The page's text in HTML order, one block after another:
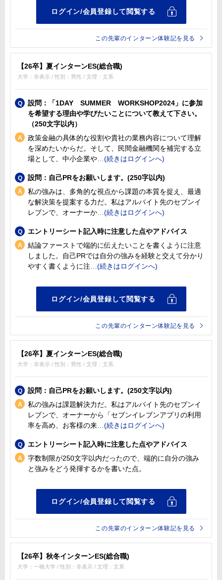
この先輩のインターン体験記を見る
【26卒】夏インターンES(総合職)
大学：非表示 / 性別：男性 / 文理：文系
設問：「1DAY SUMMER WORKSHOP2024」に参加
を希望する理由や学びたいことについて教えて下さい。
（250文字以内）
政策金融の具体的な役割や貴社の業務内容について理解
を深めたいからだ。そして、民間金融機関を補完する立
場として、中小企業や
設問：自己PRをお願いします。(250字以内)
私の強みは、多角的な視点から課題の本質を捉え、最適
な解決策を提案する力だ。私はアルバイト先のセブンイ
レブンで、オーナーか
エントリーシート記入時に注意した点やアドバイス
結論ファーストで端的に伝えたいことを書くように注意
しました。自己PRでは自分の強みを経験と交えて分かり
やすく書くように注
この先輩のインターン体験記を見る
【26卒】夏インターンES(総合職)
大学：非表示 / 性別：男性 / 文理：文系
設問：自己PRをお願いします。(250文字以内)
私の強みは課題解決力だ。私はアルバイト先のセブンイ
レブンで、オーナーから「セブンイレブンアプリの利用
率を高め、お客様の来
エントリーシート記入時に注意した点やアドバイス
字数制限が250文字以内だったので、端的に自分の強み
と強みをどう発揮するかを書いた点。
この先輩のインターン体験記を見る
【26卒】秋冬インターンES(総合職)
大学：一橋大学 / 性別：非表示 / 文理：文系